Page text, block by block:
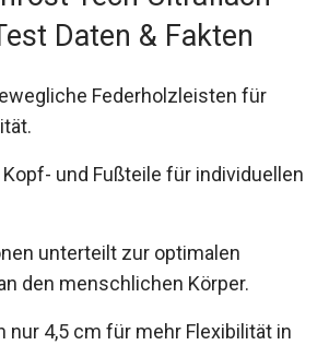
Daten & Fakten
Federholzleisten für
und Fußteile für individuellen
unterteilt zur optimalen
den menschlichen Körper.
nur 4,5 cm für mehr Flexibilität in